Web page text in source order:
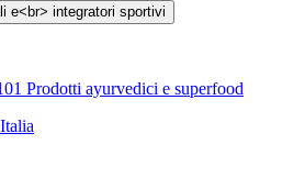
Prodotti ayurvedici e superfood